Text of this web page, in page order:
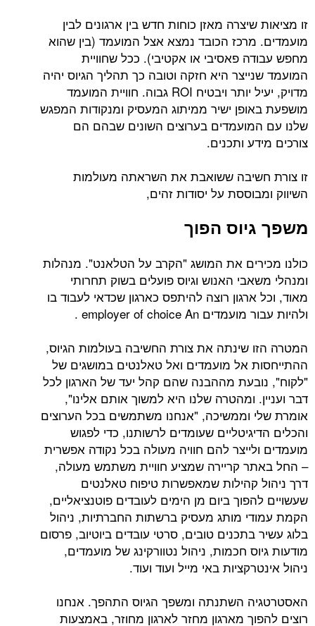
זו מציאות שיצרה מאזן כוחות חדש בין ארגונים לבין
מועמדים. מרכז הכובד נמצא אצל המועמד (בין שהוא
מחפש עבודה פאסיבי או אקטיבי). ככל שחוויית
המועמד שנייצר היא חזקה וטובה כך תהליך הגיוס יהיה
מדויק, יעיל יותר ויבטיח ROI גבוה. חוויית המועמד
מושפעת באופן ישיר ממיתוג המעסיק ומנקודות המפגש
שלנו עם המועמדים בערוצים השונים שבהם הם
צורכים מידע ותכנים.
זו צורת חשיבה ששואבת את השראתה מעולמות
השיווק ומבוססת על יסודות זהים,
משפך גיוס הפוך
כולנו מכירים את המושג "הקרב על הטלאנט". מנהלות
ומנהלי משאבי האנוש וגיוס פועלים בשוק תחרותי
מאוד, וכל ארגון רוצה להיתפס כארגון שכדאי לעבוד בו
ולהיות עבור מועמדים employer of choice An .
המטרה הזו שינתה את צורת החשיבה בעולמות הגיוס,
ההתייחסות אל מועמדים ואל טאלנטים במושגים של
"לקוח", נובעת מההבנה שהם קהל יעד של הארגון לכל
דבר ועניין. ומהטרה שלנו היא למשוך אותם אלינו",
אומרת שלי וממשיכה, "אנחנו משתמשים בכל הערוצים
והכלים הדיגיטליים שעומדים לרשותנו, כדי לפגוש
מועמדים ולייצר להם חוויה מעולה בכל נקודה אפשרית
– החל באתר קריירה שמציע חוויית משתמש מעולה,
דרך ניהול קהילות שמאפשרות טיפוח טאלנטים
שעשויים להפוך ביום מן הימים לעובדים פוטנציאליים,
הקמת עמודי מותג מעסיק ברשתות החברתיות, ניהול
בלוג עשיר בתכנים טובים, סרטי עובדים ביוטיוב, פרסום
מודעות גיוס חכמות, ניהול נטוורקינג של מועמדים,
ניהול אינטרקציות באי מייל ועוד ועוד.
האסטרטגיה השתנתה ומשפך הגיוס התהפך. אנחנו
רוצים להפוך מארגון מחזר לארגון מחוזר, באמצעות